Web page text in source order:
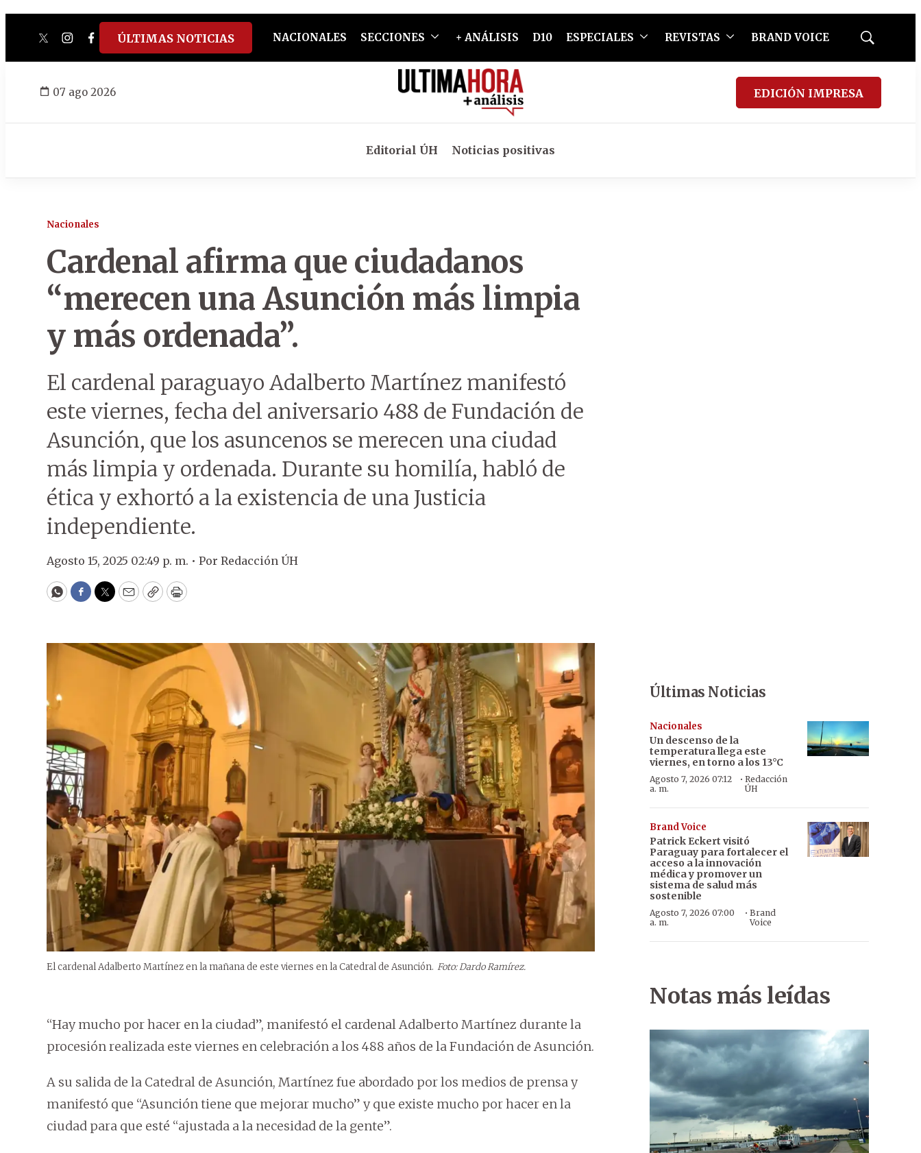
twitterinstagram
facebook
tiktokyoutube
spotify
ÚLTIMAS NOTICIAS NACIONALES SECCIONES + ANÁLISIS D10 ESPECIALES REVISTAS BRAND VOICE
Mostrar
07 ago 2026 EDICIÓN IMPRESA
Editorial ÚH Noticias positivas
Nacionales
Cardenal afirma que ciudadanos
“merecen una Asunción más limpia
y más ordenada”.
El cardenal paraguayo Adalberto Martínez manifestó
este viernes, fecha del aniversario 488 de Fundación de
Asunción, que los asuncenos se merecen una ciudad
más limpia y ordenada. Durante su homilía, habló de
ética y exhortó a la existencia de una Justicia
independiente.
Agosto 15, 2025 02:49 p. m. • Por Redacción ÚH
WhatsApp
Facebook
Twitter
EmailCopyPrint
El cardenal Adalberto Martínez en la mañana de este viernes en la Catedral de Asunción. Foto: Dardo Ramírez.
“Hay mucho por hacer en la ciudad”, manifestó el cardenal Adalberto Martínez durante la
procesión realizada este viernes en celebración a los 488 años de la Fundación de Asunción.
A su salida de la Catedral de Asunción, Martínez fue abordado por los medios de prensa y
manifestó que “Asunción tiene que mejorar mucho” y que existe mucho por hacer en la
ciudad para que esté “ajustada a la necesidad de la gente”.
Últimas Noticias
Nacionales
Un descenso de la
temperatura llega este
viernes, en torno a los 13°C
Agosto 7, 2026 07:12
a. m.
· Redacción
ÚH
Brand Voice
Patrick Eckert visitó
Paraguay para fortalecer el
acceso a la innovación
médica y promover un
sistema de salud más
sostenible
Agosto 7, 2026 07:00
a. m.
· Brand
Voice
Notas más leídas